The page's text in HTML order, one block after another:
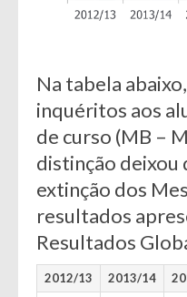
Na tabela
inquéritos aos
de curso (MB –
distinção deixou
extinção dos
resultados
Resultados
2012/13 2013/14